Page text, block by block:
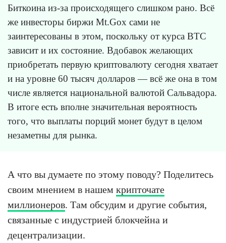
Биткоина из-за происходящего слишком рано. Всё
же инвесторы биржи Mt.Gox сами не
заинтересованы в этом, поскольку от курса BTC
зависит и их состояние. Вдобавок желающих
приобретать первую криптовалюту сегодня хватает
и на уровне 60 тысяч долларов — всё же она в том
числе является национальной валютой Сальвадора.
В итоге есть вполне значительная вероятность
того, что выплаты порций монет будут в целом
незаметны для рынка.
А что вы думаете по этому поводу? Поделитесь
своим мнением в нашем крипточате
миллионеров. Там обсудим и другие события,
связанные с индустрией блокчейна и
децентрализации.